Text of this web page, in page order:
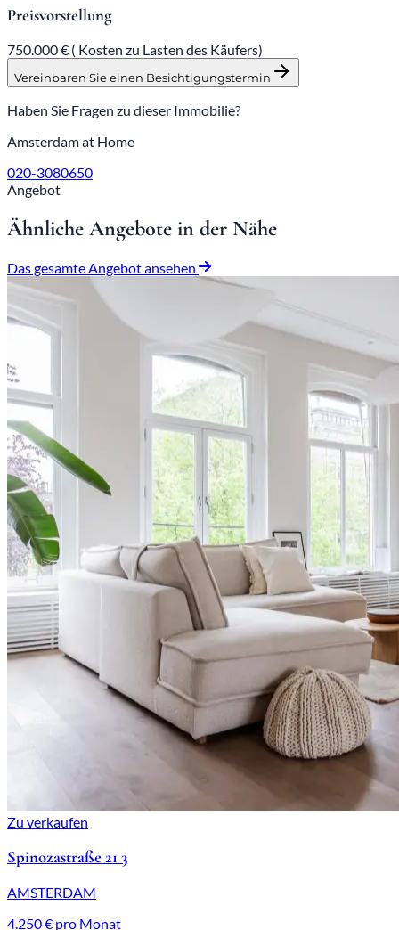
Preisvorstellung
750.000 € ( Kosten zu Lasten des Käufers)
Vereinbaren Sie einen Besichtigungstermin
Haben Sie Fragen zu dieser Immobilie?
Amsterdam at Home
020-3080650
Angebot
Ähnliche Angebote in der Nähe
Das gesamte Angebot ansehen
Zu verkaufen
Spinozastraße 21 3
AMSTERDAM
4.250 € pro Monat